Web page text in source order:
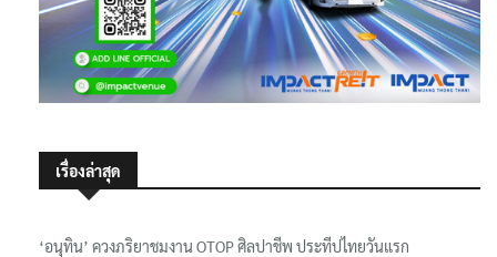
เรื่องล่าสุด
‘อนุทิน’ ควงภริยาชมงาน OTOP ศิลปาชีพ ประทีปไทยวันแรก